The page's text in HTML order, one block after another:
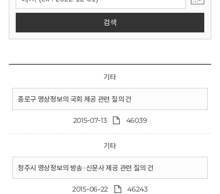
검색
기타
종로구 영상정보의 국회 제공 관련 질의 건
2015-07-13 46039
기타
청주시 영상정보의 방송·신문사 제공 관련 질의 건
2015-06-22 46243